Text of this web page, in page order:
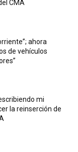
CMA
ahora
de vehículos
mi
la reinserción de